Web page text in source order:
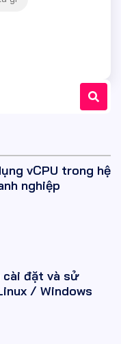
vCPU trong hệ
nghiệp
cài đặt và sử
/ Windows